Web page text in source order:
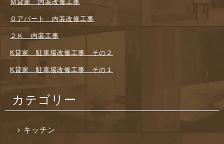
Ｍ貸家 内装改修工事
Ｏアパート 内装改修工事
２Ｋ 内装工事
K貸家 駐車場改修工事 その２
K貸家 駐車場改修工事 その１
カテゴリー
キッチン